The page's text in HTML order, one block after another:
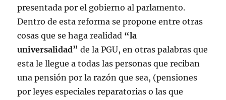
presentada por el gobierno al parlamento.
Dentro de esta reforma se propone entre otras
cosas que se haga realidad “la
universalidad” de la PGU, en otras palabras que
esta le llegue a todas las personas que reciban
una pensión por la razón que sea, (pensiones
por leyes especiales reparatorias o las que